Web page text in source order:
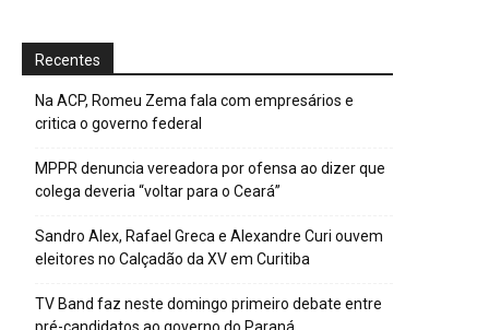
Recentes
Na ACP, Romeu Zema fala com empresários e
critica o governo federal
MPPR denuncia vereadora por ofensa ao dizer que
colega deveria “voltar para o Ceará”
Sandro Alex, Rafael Greca e Alexandre Curi ouvem
eleitores no Calçadão da XV em Curitiba
TV Band faz neste domingo primeiro debate entre
pré-candidatos ao governo do Paraná